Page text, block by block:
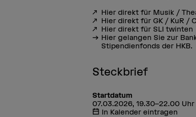
Hier direkt für Musik /
Hier direkt für GK / KuR /
Hier direkt für SLI twinten
Hier gelangen Sie zur
Stipendienfonds der HKB.
Steckbrief
Startdatum
07.03.2026, 19.30–22.00 Uhr
In Kalender eintragen